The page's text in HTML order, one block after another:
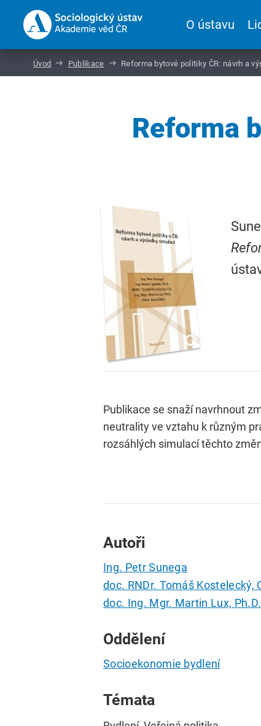
O ústavu
Úvod Publikace Reforma bytové politiky ČR: návrh a
Reforma
Publikace se snaží navrhnout
neutrality ve vztahu k různým
rozsáhlých simulací těchto
Autoři
Ing. Petr Sunega
doc. RNDr. Tomáš Kostelecký,
doc. Ing. Mgr. Martin Lux, Ph.D.
Oddělení
Socioekonomie bydlení
Témata